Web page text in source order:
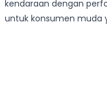
kendaraan dengan
untuk konsumen muda